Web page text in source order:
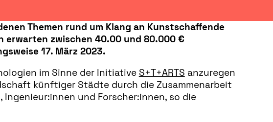
Themen rund um Klang an Kunstschaffende
erwarten zwischen 40.00 und 80.000 €
17. März 2023.
im Sinne der Initiative S+T+ARTS anzuregen
künftiger Städte durch die Zusammenarbeit
und Forscher:innen, so die